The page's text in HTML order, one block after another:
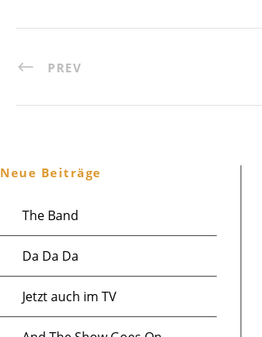
PREV
Neue Beiträge
The Band
Da Da Da
Jetzt auch im TV